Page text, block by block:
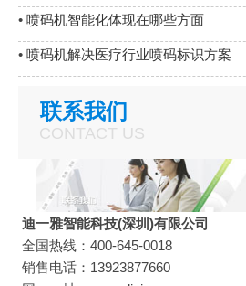
• 喷码机智能化体现在哪些方面
• 喷码机解决医疗行业喷码标识方案
联系我们
CONTACT US
迪一雅智能科技(深圳)有限公司
全国热线：400-645-0018
销售电话：13923877660